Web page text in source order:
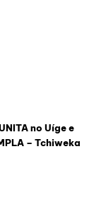
no Uíge e
– Tchiweka